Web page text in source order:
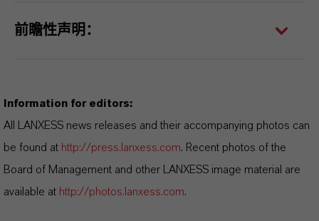
前瞻性声明：
Information for editors:
All LANXESS news releases and their accompanying photos can
be found at http://press.lanxess.com. Recent photos of the
Board of Management and other LANXESS image material are
available at http://photos.lanxess.com.